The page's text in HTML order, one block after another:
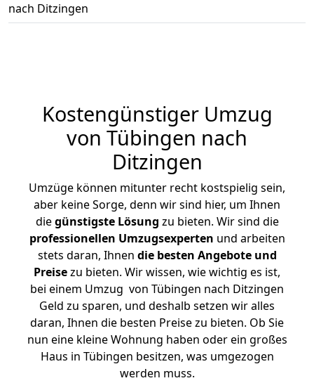
nach Ditzingen
Kostengünstiger Umzug
von Tübingen nach
Ditzingen
Umzüge können mitunter recht kostspielig sein,
aber keine Sorge, denn wir sind hier, um Ihnen
diegünstigste Lösung zu bieten. Wir sind die
professionellen Umzugsexperten und arbeiten
stets daran, Ihnen die besten Angebote und
Preisezu bieten. Wir wissen, wie wichtig es ist,
bei einem Umzug von Tübingen nach Ditzingen
Geld zu sparen, und deshalb setzen wir alles
daran, Ihnen die besten Preise zu bieten. Ob Sie
nun eine kleine Wohnung haben oder ein großes
Haus in Tübingen besitzen, was umgezogen
werden muss.